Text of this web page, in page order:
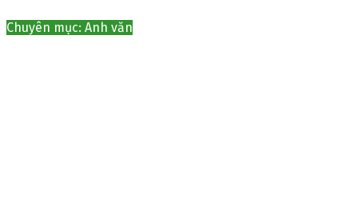
Chuyên mục: Anh văn